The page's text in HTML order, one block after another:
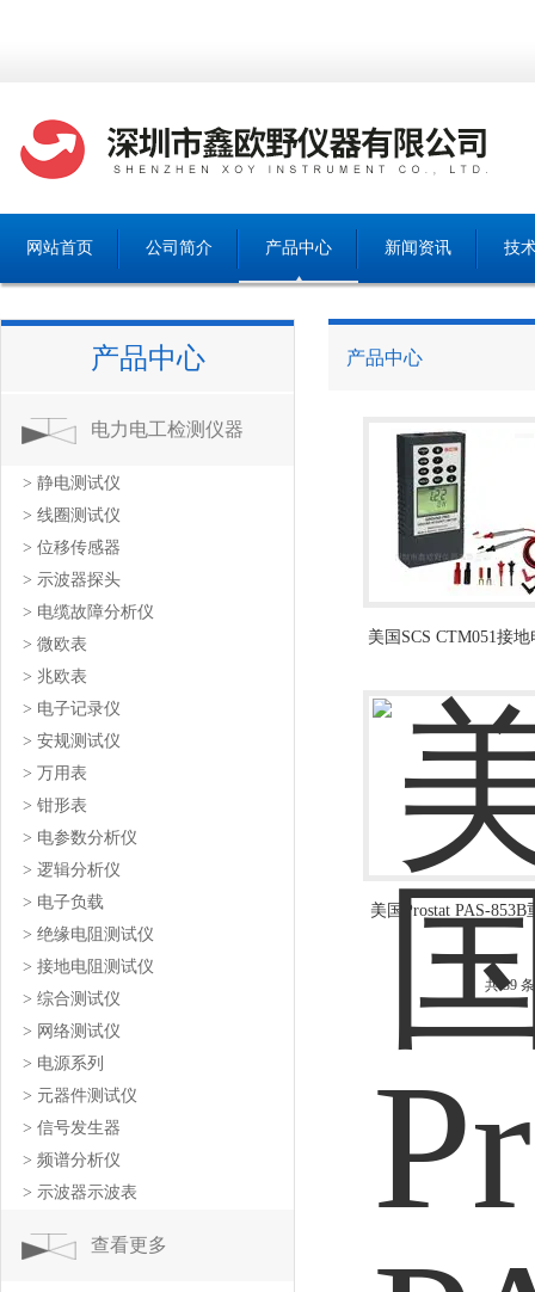
网站首页 公司简介 产品中心 新闻资讯 技
产品中心
电力电工检测仪器
> 静电测试仪
> 线圈测试仪
> 位移传感器
> 示波器探头
> 电缆故障分析仪
> 微欧表
> 兆欧表
> 电子记录仪
> 安规测试仪
> 万用表
> 钳形表
> 电参数分析仪
> 逻辑分析仪
> 电子负载
> 绝缘电阻测试仪
> 接地电阻测试仪
> 综合测试仪
> 网络测试仪
> 电源系列
> 元器件测试仪
> 信号发生器
> 频谱分析仪
> 示波器示波表
查看更多
产品中心
美国SCS CTM051接
美国Prostat PAS-853B
共 39